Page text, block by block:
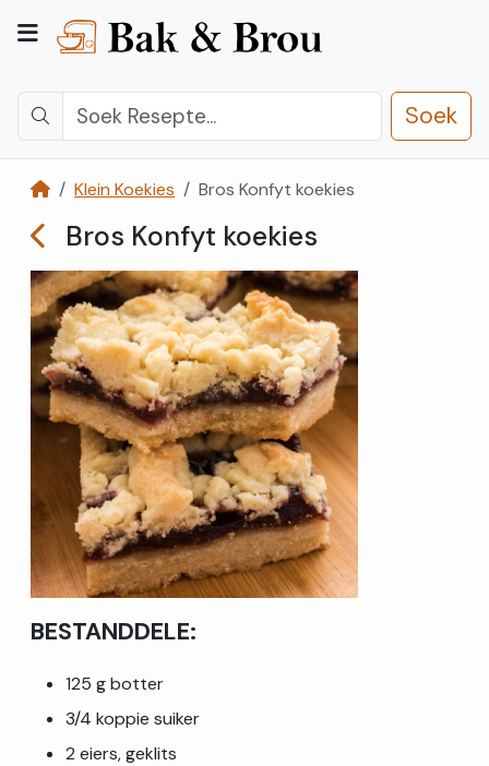
Soek
Kategorieë
Kontak
Ons
Registreer
Teken
Klein Koekies Bros Konfyt koekies
Bros Konfyt koekies
BESTANDDELE:
125 g botter
3/4 koppie suiker
2 eiers, geklits